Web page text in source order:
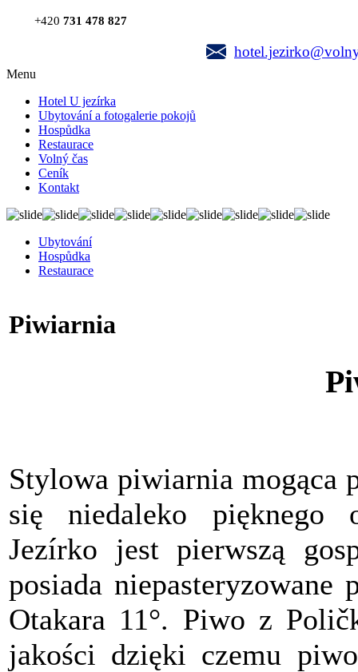
+420 731 478 827
Menu
Hotel U jezírka
Ubytování a fotogalerie pokojů
Hospůdka
Restaurace
Volný čas
Ceník
Kontakt
Ubytování
Hospůdka
Restaurace
Piwiarnia
Stylowa piwiarnia mogąca
się niedaleko pięknego
Jezírko jest pierwszą
posiada
Otakara 11°. Piwo z
jakości dzięki czemu